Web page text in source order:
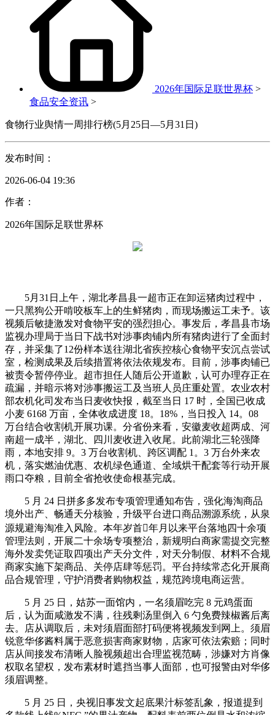
2026年国际足联世界杯 >
食品安全资讯 >
食物行业舆情一周排行榜(5月25日—5月31日)
发布时间：
2026-06-04 19:36
作者：
2026年国际足联世界杯
5月31日上午，湖北孝昌县一超市正在卸运猪肉过程中，
一只黑狗公开啃咬板车上的生鲜猪肉，而现场搬运工未予。该
视频后敏捷激发对食物平安的强烈担心。事发后，孝昌县市场
监视办理局于当日下战书对涉事肉铺内所有猪肉进行了全面封
存，并采集了12份样本送往湖北省疾控核心食物平安沉点尝试
室，检测成果及后续措置将依法依规发布。目前，涉事肉铺已
被责令暂停停业。超市担任人随后公开道歉，认可办理存正在
疏漏，并暗示将对涉事搬运工及当班人员庄重处置。农业农村
部农机化司发布当日麦收快报，截至当日 17 时，全国已收成
小麦 6168 万亩，全体收成进度 18。18%，当日投入 14。08
万台结合收割机开展功课。分省份来看，安徽麦收超两成、河
南超一成半，湖北、四川麦收进入收尾。此前湖北三轮强降
雨，本地安排 9。3 万台收割机、跨区调配 1。3 万台外来农
机，落实燃油优惠、农机绿色通道、全域烘干配套等行动开展
雨口夺粮，目前全省抢收使命根基完成。
5 月 24 日拼多多发布专项管理通知布告，强化海淘商品
境外出产、畅通天分核验，升级平台进口商品溯源系统，从泉
源规避海淘准入风险。本年岁首年月以来平台落地四十余项
管理法则，开展二十余场专项整治，新规明白商家需提交完整
海外发卖凭证取四项出产天分文件，对天分制假、材料不合规
商家实施下架商品、关停店肆等惩罚。平台持续常态化开展商
品合规管理，守护消费者购物权益，规范跨境电商运营。
5 月 25 日，姑苏一面馆内，一名须眉吃完 8 元鸡蛋面
后，认为面咸激发不满，往残剩汤里倒入 6 勺免费辣椒酱后离
去。店从调取后，未对须眉面部打码便将视频发到网上。须眉
锐意华侈酱料属于恶意损害商家财物，店家可依法索赔；同时
店从间接发布清晰人脸视频超出合理监视范畴，涉嫌对方肖像
权取名望权，发布素材时遮挡当事人面部，也可报警由对华侈
须眉调整。
5 月 25 日，央视旧事发文起底果汁标签乱象，报道提到